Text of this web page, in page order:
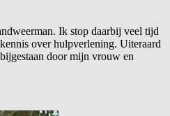
Ik stop daarbij veel tijd
over hulpverlening. Uiteraard
door mijn vrouw en